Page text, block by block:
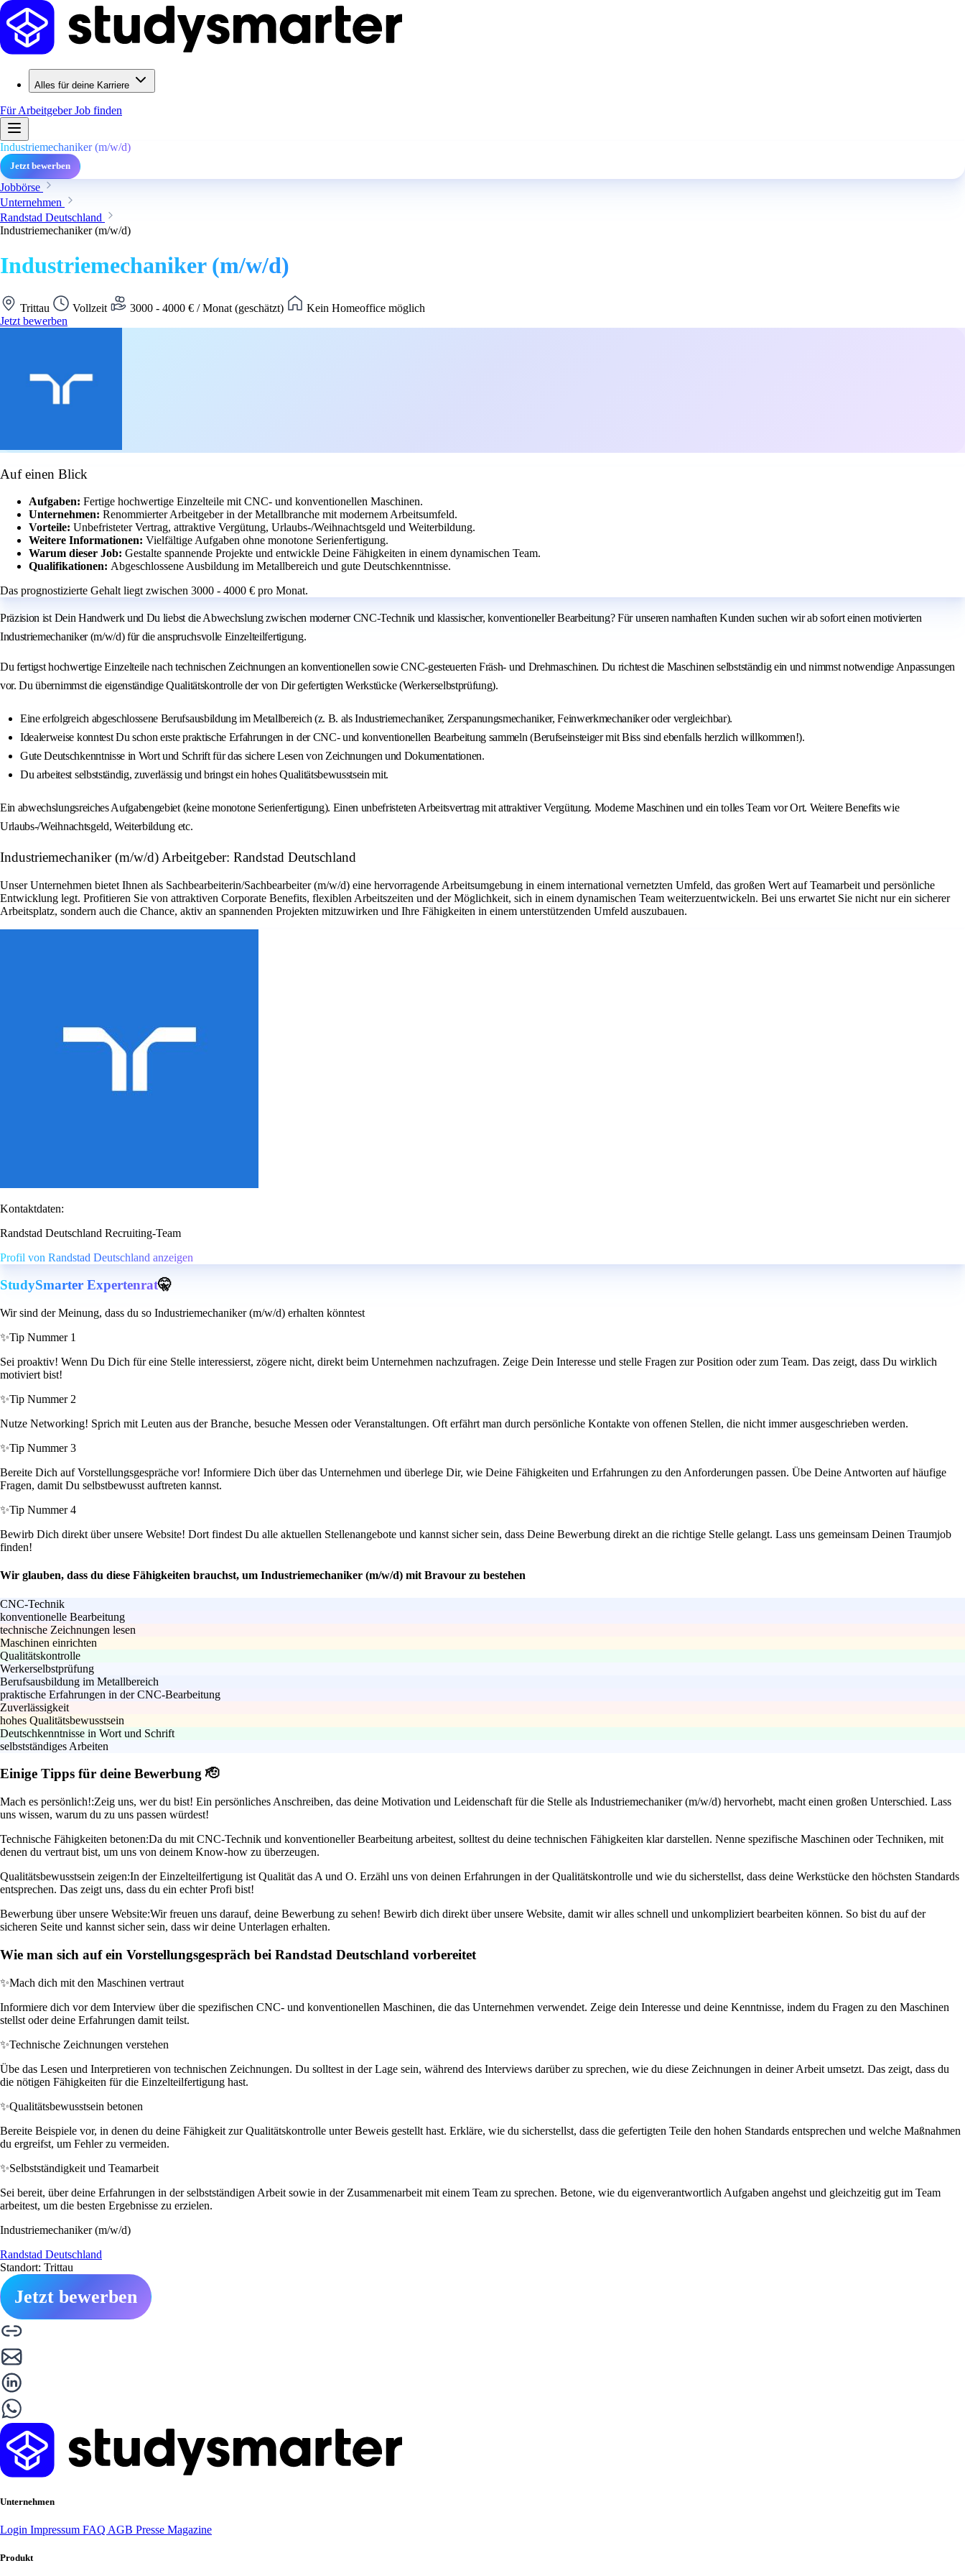
Alles für deine Karriere
Für ArbeitgeberJob finden
Industriemechaniker (m/w/d)
Jetzt bewerben
Jobbörse
Unternehmen
Randstad Deutschland
Industriemechaniker (m/w/d)
Industriemechaniker (m/w/d)
Trittau Vollzeit 3000 - 4000 € / Monat (geschätzt)
Kein Homeoffice möglich
Jetzt bewerben
Auf einen Blick
Aufgaben: Fertige hochwertige Einzelteile mit CNC- und konventionellen Maschinen.
Unternehmen: Renommierter Arbeitgeber in der Metallbranche mit modernem Arbeitsumfeld.
Vorteile: Unbefristeter Vertrag, attraktive Vergütung, Urlaubs-/Weihnachtsgeld und Weiterbildung.
Weitere Informationen: Vielfältige Aufgaben ohne monotone Serienfertigung.
Warum dieser Job: Gestalte spannende Projekte und entwickle Deine Fähigkeiten in einem dynamischen Team.
Qualifikationen: Abgeschlossene Ausbildung im Metallbereich und gute Deutschkenntnisse.
Das prognostizierte Gehalt liegt zwischen 3000 - 4000 € pro Monat.
Präzision ist Dein Handwerk und Du liebst die Abwechslung zwischen moderner CNC-Technik und klassischer, konventioneller Bearbeitung? Für unseren namhaften Kunden suchen wir ab sofort einen motivierten
Industriemechaniker (m/w/d) für die anspruchsvolle Einzelteilfertigung.
Du fertigst hochwertige Einzelteile nach technischen Zeichnungen an konventionellen sowie CNC-gesteuerten Fräsh- und Drehmaschinen. Du richtest die Maschinen selbstständig ein und nimmst notwendige Anpassungen
vor. Du übernimmst die eigenständige Qualitätskontrolle der von Dir gefertigten Werkstücke (Werkerselbstprüfung).
Eine erfolgreich abgeschlossene Berufsausbildung im Metallbereich (z. B. als Industriemechaniker, Zerspanungsmechaniker, Feinwerkmechaniker oder vergleichbar).
Idealerweise konntest Du schon erste praktische Erfahrungen in der CNC- und konventionellen Bearbeitung sammeln (Berufseinsteiger mit Biss sind ebenfalls herzlich willkommen!).
Gute Deutschkenntnisse in Wort und Schrift für das sichere Lesen von Zeichnungen und Dokumentationen.
Du arbeitest selbstständig, zuverlässig und bringst ein hohes Qualitätsbewusstsein mit.
Ein abwechslungsreiches Aufgabengebiet (keine monotone Serienfertigung). Einen unbefristeten Arbeitsvertrag mit attraktiver Vergütung. Moderne Maschinen und ein tolles Team vor Ort. Weitere Benefits wie
Urlaubs-/Weihnachtsgeld, Weiterbildung etc.
Industriemechaniker (m/w/d) Arbeitgeber: Randstad Deutschland
Unser Unternehmen bietet Ihnen als Sachbearbeiterin/Sachbearbeiter (m/w/d) eine hervorragende Arbeitsumgebung in einem international vernetzten Umfeld, das großen Wert auf Teamarbeit und persönliche
Entwicklung legt. Profitieren Sie von attraktiven Corporate Benefits, flexiblen Arbeitszeiten und der Möglichkeit, sich in einem dynamischen Team weiterzuentwickeln. Bei uns erwartet Sie nicht nur ein sicherer
Arbeitsplatz, sondern auch die Chance, aktiv an spannenden Projekten mitzuwirken und Ihre Fähigkeiten in einem unterstützenden Umfeld auszubauen.
Kontaktdaten:
Randstad Deutschland Recruiting-Team
Profil von Randstad Deutschland anzeigen
StudySmarter Expertenrat🤫
Wir sind der Meinung, dass du so Industriemechaniker (m/w/d) erhalten könntest
✨Tip Nummer 1
Sei proaktiv! Wenn Du Dich für eine Stelle interessierst, zögere nicht, direkt beim Unternehmen nachzufragen. Zeige Dein Interesse und stelle Fragen zur Position oder zum Team. Das zeigt, dass Du wirklich
motiviert bist!
✨Tip Nummer 2
Nutze Networking! Sprich mit Leuten aus der Branche, besuche Messen oder Veranstaltungen. Oft erfährt man durch persönliche Kontakte von offenen Stellen, die nicht immer ausgeschrieben werden.
✨Tip Nummer 3
Bereite Dich auf Vorstellungsgespräche vor! Informiere Dich über das Unternehmen und überlege Dir, wie Deine Fähigkeiten und Erfahrungen zu den Anforderungen passen. Übe Deine Antworten auf häufige
Fragen, damit Du selbstbewusst auftreten kannst.
✨Tip Nummer 4
Bewirb Dich direkt über unsere Website! Dort findest Du alle aktuellen Stellenangebote und kannst sicher sein, dass Deine Bewerbung direkt an die richtige Stelle gelangt. Lass uns gemeinsam Deinen Traumjob
finden!
Wir glauben, dass du diese Fähigkeiten brauchst, um Industriemechaniker (m/w/d) mit Bravour zu bestehen
CNC-Technik
konventionelle Bearbeitung
technische Zeichnungen lesen
Maschinen einrichten
Qualitätskontrolle
Werkerselbstprüfung
Berufsausbildung im Metallbereich
praktische Erfahrungen in der CNC-Bearbeitung
Zuverlässigkeit
hohes Qualitätsbewusstsein
Deutschkenntnisse in Wort und Schrift
selbstständiges Arbeiten
Einige Tipps für deine Bewerbung 🫡
Mach es persönlich!:Zeig uns, wer du bist! Ein persönliches Anschreiben, das deine Motivation und Leidenschaft für die Stelle als Industriemechaniker (m/w/d) hervorhebt, macht einen großen Unterschied. Lass
uns wissen, warum du zu uns passen würdest!
Technische Fähigkeiten betonen:Da du mit CNC-Technik und konventioneller Bearbeitung arbeitest, solltest du deine technischen Fähigkeiten klar darstellen. Nenne spezifische Maschinen oder Techniken, mit
denen du vertraut bist, um uns von deinem Know-how zu überzeugen.
Qualitätsbewusstsein zeigen:In der Einzelteilfertigung ist Qualität das A und O. Erzähl uns von deinen Erfahrungen in der Qualitätskontrolle und wie du sicherstellst, dass deine Werkstücke den höchsten Standards
entsprechen. Das zeigt uns, dass du ein echter Profi bist!
Bewerbung über unsere Website:Wir freuen uns darauf, deine Bewerbung zu sehen! Bewirb dich direkt über unsere Website, damit wir alles schnell und unkompliziert bearbeiten können. So bist du auf der
sicheren Seite und kannst sicher sein, dass wir deine Unterlagen erhalten.
Wie man sich auf ein Vorstellungsgespräch bei Randstad Deutschland vorbereitet
✨Mach dich mit den Maschinen vertraut
Informiere dich vor dem Interview über die spezifischen CNC- und konventionellen Maschinen, die das Unternehmen verwendet. Zeige dein Interesse und deine Kenntnisse, indem du Fragen zu den Maschinen
stellst oder deine Erfahrungen damit teilst.
✨Technische Zeichnungen verstehen
Übe das Lesen und Interpretieren von technischen Zeichnungen. Du solltest in der Lage sein, während des Interviews darüber zu sprechen, wie du diese Zeichnungen in deiner Arbeit umsetzt. Das zeigt, dass du
die nötigen Fähigkeiten für die Einzelteilfertigung hast.
✨Qualitätsbewusstsein betonen
Bereite Beispiele vor, in denen du deine Fähigkeit zur Qualitätskontrolle unter Beweis gestellt hast. Erkläre, wie du sicherstellst, dass die gefertigten Teile den hohen Standards entsprechen und welche Maßnahmen
du ergreifst, um Fehler zu vermeiden.
✨Selbstständigkeit und Teamarbeit
Sei bereit, über deine Erfahrungen in der selbstständigen Arbeit sowie in der Zusammenarbeit mit einem Team zu sprechen. Betone, wie du eigenverantwortlich Aufgaben angehst und gleichzeitig gut im Team
arbeitest, um die besten Ergebnisse zu erzielen.
Industriemechaniker (m/w/d)
Randstad Deutschland
Standort: Trittau
Jetzt bewerben
Unternehmen
Login Impressum FAQ AGB Presse Magazine
Produkt